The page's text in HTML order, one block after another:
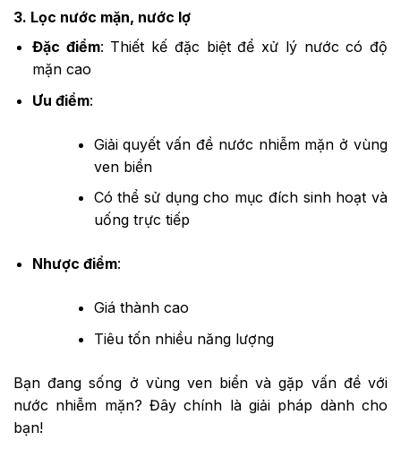
3. Lọc nước mặn, nước lợ
Đặc điểm: Thiết kế đặc biệt để xử lý nước có độ
mặn cao
Ưu điểm:
Giải quyết vấn đề nước nhiễm mặn ở vùng
ven biển
Có thể sử dụng cho mục đích sinh hoạt và
uống trực tiếp
Nhược điểm:
Giá thành cao
Tiêu tốn nhiều năng lượng
Bạn đang sống ở vùng ven biển và gặp vấn đề với
nước nhiễm mặn? Đây chính là giải pháp dành cho
bạn!